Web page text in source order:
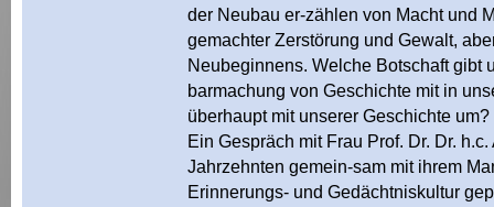
der Neubau er-zählen von Macht und
gemachter Zerstörung und Gewalt,
Neubeginnens. Welche Botschaft gibt
barmachung von Geschichte mit in
überhaupt mit unserer Geschichte um?
Ein Gespräch mit Frau Prof. Dr. Dr.
Jahrzehnten gemein-sam mit ihrem
Erinnerungs- und Gedächtniskultur